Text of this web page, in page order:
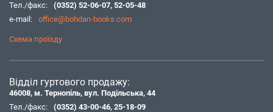
Тел./факс:
(0352) 52-06-07, 52-05-48
e-mail:
office@bohdan-books.com
Схема проїзду
Відділ гуртового продажу:
46008, м. Тернопіль, вул. Подільська, 44
Тел./факс:
(0352) 43-00-46, 25-18-09